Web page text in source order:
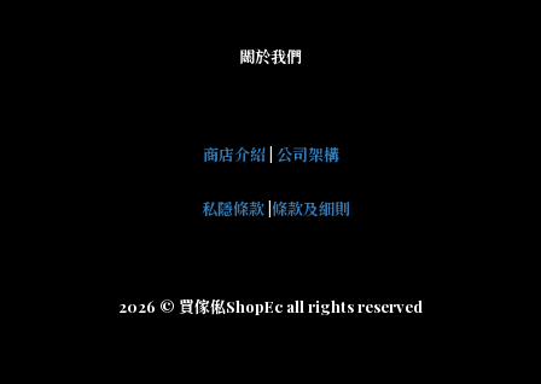
關於我們
商店介紹| 公司架構
私隱條款 條款及細則
2026 © 買傢俬ShopEc all rights reserved